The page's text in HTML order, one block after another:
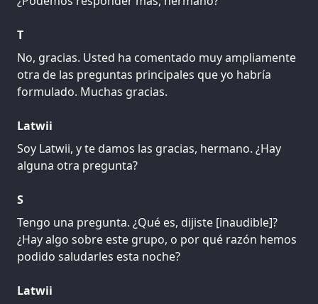
T
No, gracias. Usted ha comentado muy ampliamente
otra de las preguntas principales que yo habría
formulado. Muchas gracias.
Latwii
Soy Latwii, y te damos las gracias, hermano. ¿Hay
alguna otra pregunta?
S
Tengo una pregunta. ¿Qué es, dijiste [inaudible]?
¿Hay algo sobre este grupo, o por qué razón hemos
podido saludarles esta noche?
Latwii